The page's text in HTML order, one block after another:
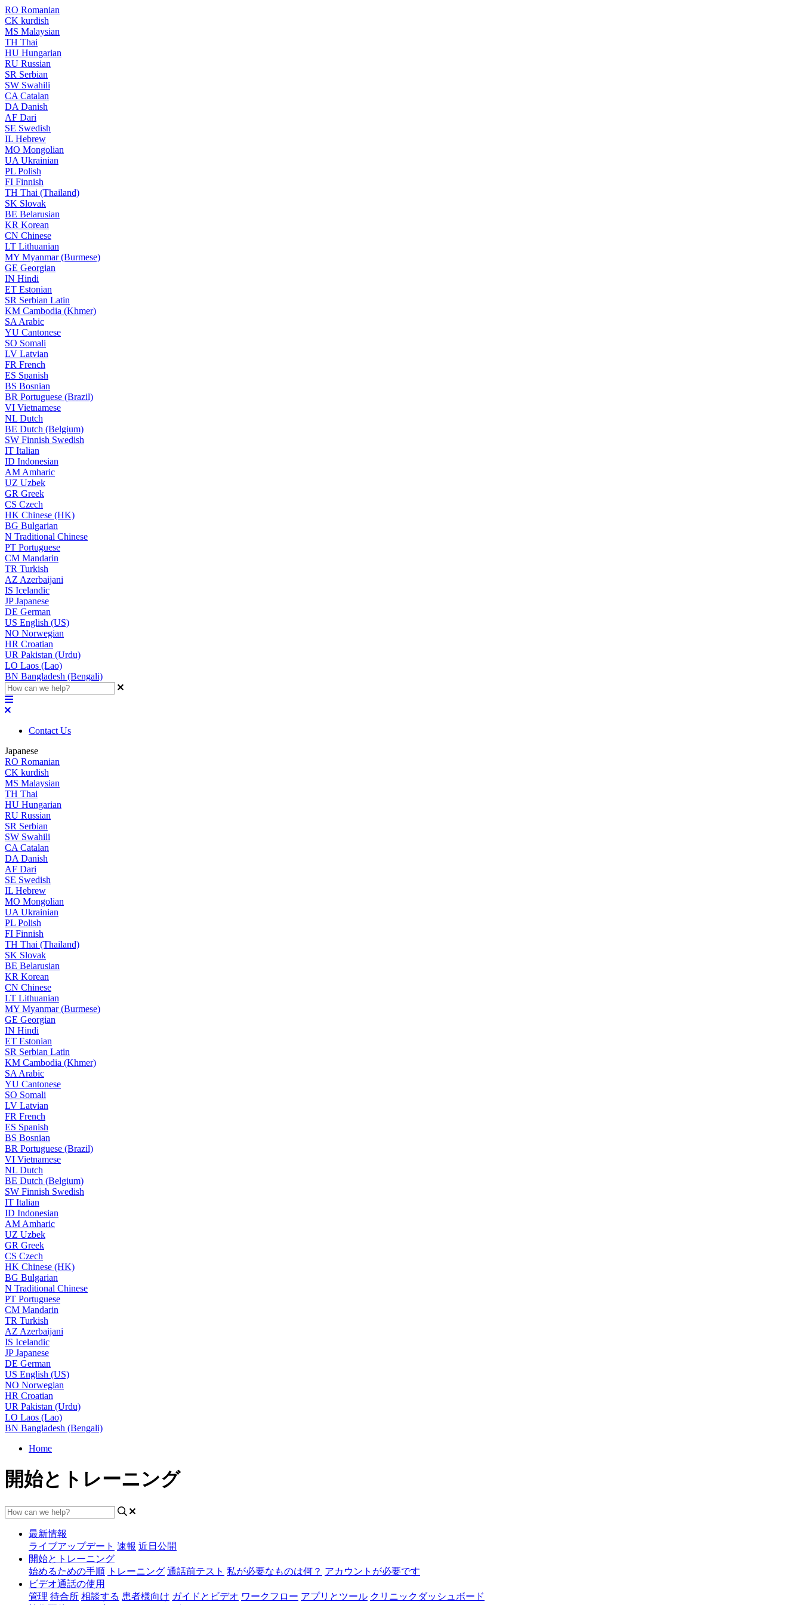
RO Romanian
CK kurdish
MS Malaysian
TH Thai
HU Hungarian
RU Russian
SR Serbian
SW Swahili
CA Catalan
DA Danish
AF Dari
SE Swedish
IL Hebrew
MO Mongolian
UA Ukrainian
PL Polish
FI Finnish
TH Thai (Thailand)
SK Slovak
BE Belarusian
KR Korean
CN Chinese
LT Lithuanian
MY Myanmar (Burmese)
GE Georgian
IN Hindi
ET Estonian
SR Serbian Latin
KM Cambodia (Khmer)
SA Arabic
YU Cantonese
SO Somali
LV Latvian
FR French
ES Spanish
BS Bosnian
BR Portuguese (Brazil)
VI Vietnamese
NL Dutch
BE Dutch (Belgium)
SW Finnish Swedish
IT Italian
ID Indonesian
AM Amharic
UZ Uzbek
GR Greek
CS Czech
HK Chinese (HK)
BG Bulgarian
N Traditional Chinese
PT Portuguese
CM Mandarin
TR Turkish
AZ Azerbaijani
IS Icelandic
JPJapanese
DE German
US English (US)
NO Norwegian
HR Croatian
UR Pakistan (Urdu)
LO Laos (Lao)
BN Bangladesh (Bengali)
Contact Us
Japanese
RO Romanian
CK kurdish
MS Malaysian
TH Thai
HU Hungarian
RU Russian
SR Serbian
SW Swahili
CA Catalan
DA Danish
AF Dari
SE Swedish
IL Hebrew
MO Mongolian
UA Ukrainian
PL Polish
FI Finnish
TH Thai (Thailand)
SK Slovak
BE Belarusian
KR Korean
CN Chinese
LT Lithuanian
MY Myanmar (Burmese)
GE Georgian
IN Hindi
ET Estonian
SR Serbian Latin
KM Cambodia (Khmer)
SA Arabic
YU Cantonese
SO Somali
LV Latvian
FR French
ES Spanish
BS Bosnian
BR Portuguese (Brazil)
VI Vietnamese
NL Dutch
BE Dutch (Belgium)
SW Finnish Swedish
IT Italian
ID Indonesian
AM Amharic
UZ Uzbek
GR Greek
CS Czech
HK Chinese (HK)
BG Bulgarian
N Traditional Chinese
PT Portuguese
CM Mandarin
TR Turkish
AZ Azerbaijani
IS Icelandic
JPJapanese
DE German
US English (US)
NO Norwegian
HR Croatian
UR Pakistan (Urdu)
LO Laos (Lao)
BN Bangladesh (Bengali)
Home
開始とトレーニング
最新情報
ライブアップデート 速報 近日公開
開始とトレーニング
始めるための手順 トレーニング 通話前テスト 私が必要なものは何？ アカウントが必要です
ビデオ通話の使用
管理 待合所 相談する 患者様向け ガイドとビデオ ワークフロー アプリとツール クリニックダッシュボード